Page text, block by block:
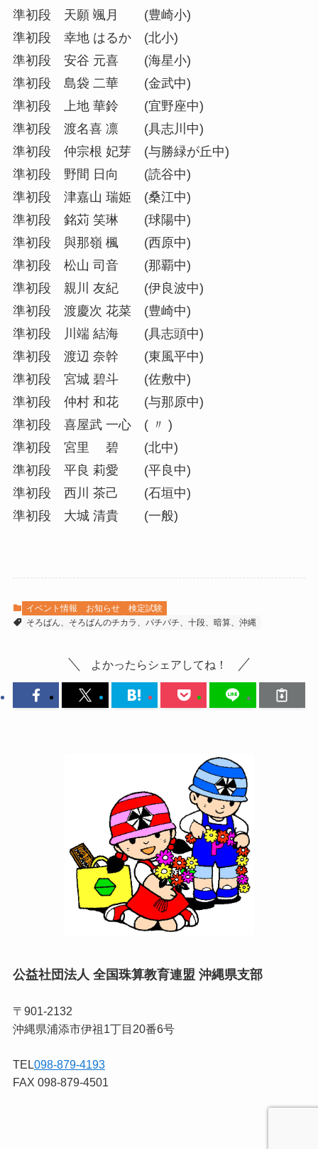
準初段 天願 颯月 (豊崎小)
準初段 幸地 はるか (北小)
準初段 安谷 元喜 (海星小)
準初段 島袋 二華 (金武中)
準初段 上地 華鈴 (宜野座中)
準初段 渡名喜 凛 (具志川中)
準初段 仲宗根 妃芽 (与勝緑が丘中)
準初段 野間 日向 (読谷中)
準初段 津嘉山 瑞姫 (桑江中)
準初段 銘苅 笑琳 (球陽中)
準初段 與那嶺 楓 (西原中)
準初段 松山 司音 (那覇中)
準初段 親川 友紀 (伊良波中)
準初段 渡慶次 花菜 (豊崎中)
準初段 川端 結海 (具志頭中)
準初段 渡辺 奈幹 (東風平中)
準初段 宮城 碧斗 (佐敷中)
準初段 仲村 和花 (与那原中)
準初段 喜屋武 一心 ( 〃 )
準初段 宮里 碧 (北中)
準初段 平良 莉愛 (平良中)
準初段 西川 茶己 (石垣中)
準初段 大城 清貴 (一般)
イベント情報 お知らせ
検定試験
そろばん、そろばんのチカラ、パチパチ、十段、暗算、沖縄
よかったらシェアしてね！
公益社団法人 全国珠算教育連盟 沖縄県支部
〒901-2132
沖縄県浦添市伊祖1丁目20番6号
TEL098-879-4193
FAX 098-879-4501